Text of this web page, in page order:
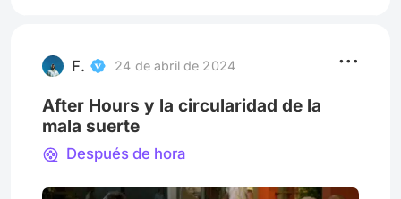
sino que también fue escenario
F. 24 de abril de 2024
After Hours y la circularidad de la
mala suerte
Después de hora